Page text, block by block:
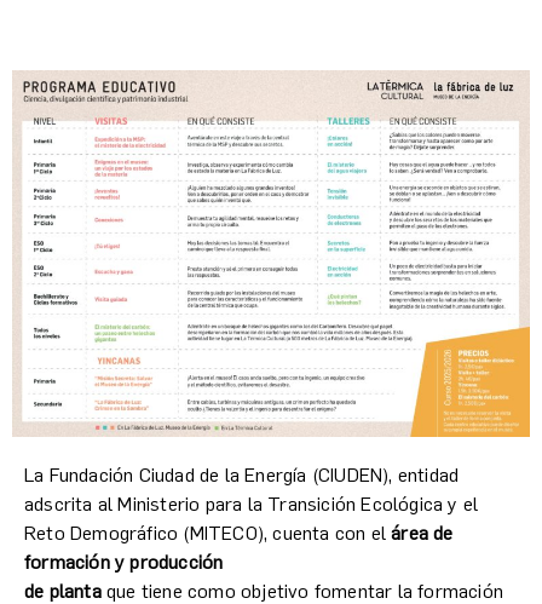
La Fundación Ciudad de la Energía (CIUDEN), entidad
adscrita al Ministerio para la Transición Ecológica y el
Reto Demográfico (MITECO), cuenta con elárea de
formación y producción
de plantaque tiene como objetivo fomentar la formación